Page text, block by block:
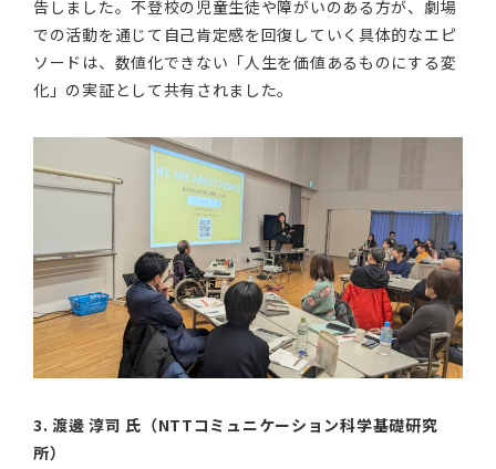
告しました。不登校の児童生徒や障がいのある方が、劇場
での活動を通じて自己肯定感を回復していく具体的なエピ
ソードは、数値化できない「人生を価値あるものにする変
化」の実証として共有されました。
3. 渡邊 淳司 氏（NTTコミュニケーション科学基礎研究
所）